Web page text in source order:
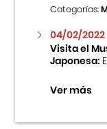
Categorías:
04/02/2022
Visita el
Japonesa:
Ver más